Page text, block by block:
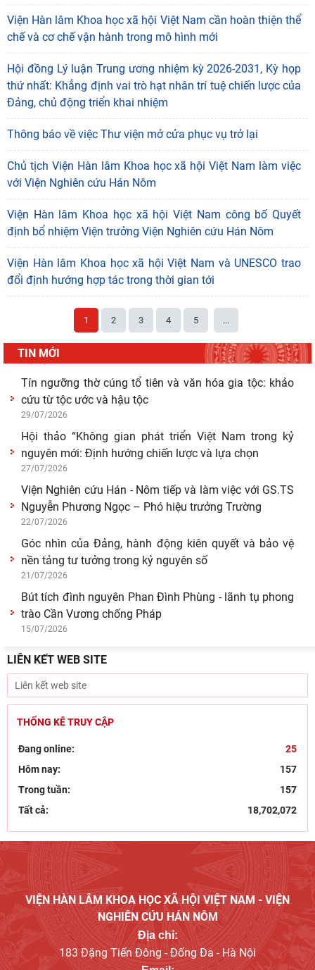
Viện Hàn lâm Khoa học xã hội Việt Nam cần hoàn thiện thể
chế và cơ chế vận hành trong mô hình mới
Hội đồng Lý luận Trung ương nhiệm kỳ 2026-2031, Kỳ họp
thứ nhất: Khẳng định vai trò hạt nhân trí tuệ chiến lược của
Đảng, chủ động triển khai nhiệm
Thông báo về việc Thư viện mở cửa phục vụ trở lại
Chủ tịch Viện Hàn lâm Khoa học xã hội Việt Nam làm việc
với Viện Nghiên cứu Hán Nôm
Viện Hàn lâm Khoa học xã hội Việt Nam công bố Quyết
định bổ nhiệm Viện trưởng Viện Nghiên cứu Hán Nôm
Viện Hàn lâm Khoa học xã hội Việt Nam và UNESCO trao
đổi định hướng hợp tác trong thời gian tới
1 2 3 4 5 ...
TIN MỚI
"Đồng bằng sông Mê Kông trong tiến trình phát triển
của lịch sử cận đại Việt Nam” - sách của tác
05/08/2026
Hoạt động khoa học của Trung tâm Văn hiến học cổ
điển - Viện Nghiên cứu Hán - Nôm tại tỉnh Lạng Sơn
04/08/2026
Lớp bồi dưỡng Hán Nôm cơ bản cho viên chức Viện
Hàn lâm Khoa học xã hội Việt Nam hoàn thành
Giá trị truyền thống trong xây dựng và hoàn thiện hệ
thống thực thi quyền hành pháp ở Việt Nam hiện
Giá trị truyền thống trong xây dựng và hoàn thiện hệ
thống thực thi quyền hành pháp ở Việt Nam hiện
Tín ngưỡng thờ cúng tổ tiên và văn hóa gia tộc: khảo
cứu từ tộc ước và hậu tộc
Hội thảo “Không gian phát triển Việt Nam trong kỷ
nguyên mới: Định hướng chiến lược và lựa chọn
Viện Nghiên cứu Hán - Nôm tiếp và làm việc với GS.TS
Nguyễn Phương Ngọc – Phó hiệu trưởng Trường
Góc nhìn của Đảng, hành động kiên quyết và bảo vệ
nền tảng tư tưởng trong kỷ nguyên số
Bút tích đình nguyên Phan Đình Phùng - lãnh tụ phong
trào Cần Vương chống Pháp
15/07/2026
LIÊN KẾT WEB SITE
THỐNG KÊ TRUY CẬP
Đang online:
25
Hôm nay:
157
Trong tuần:
157
Tất cả:
18,702,072
VIỆN HÀN LÂM KHOA HỌC XÃ HỘI VIỆT NAM - VIỆN
NGHIÊN CỨU HÁN NÔM
Địa chỉ:
183 Đặng Tiến Đông - Đống Đa - Hà Nội